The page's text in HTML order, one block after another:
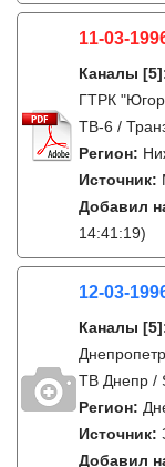
11-03-
Каналы [5]
ГТРК
ТВ-6 /
Регион:
Источник:
Добавил
14:41:19)
12-03-
Каналы [5]
ТВ Днепр /
Регион:
Источник:
Добавил